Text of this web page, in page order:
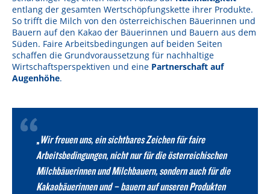
entlang der gesamten Wertschöpfungskette ihrer Produkte.
So trifft die Milch von den österreichischen Bäuerinnen und
Bauern auf den Kakao der Bäuerinnen und Bauern aus dem
Süden. Faire Arbeitsbedingungen auf beiden Seiten
schaffen die Grundvoraussetzung für nachhaltige
Wirtschaftsperspektiven und eine Partnerschaft auf
Augenhöhe.
„Wir freuen uns, ein sichtbares Zeichen für faire
Arbeitsbedingungen, nicht nur für die österreichischen
Milchbäuerinnen und Milchbauern, sondern auch für die
Kakaobäuerinnen und – bauern auf unseren Produkten